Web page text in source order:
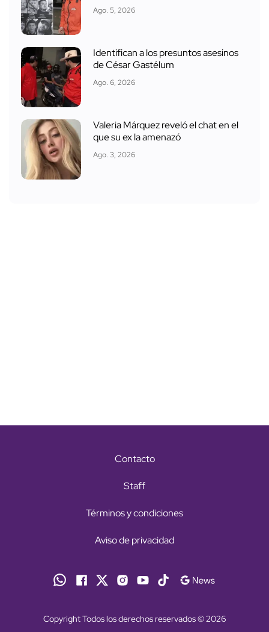
Ago. 5, 2026
Identifican a los presuntos asesinos
de César Gastélum
Ago. 6, 2026
Valeria Márquez reveló el chat en el
que su ex la amenazó
Ago. 3, 2026
Contacto
Staff
Términos y condiciones
Aviso de privacidad
Copyright Todos los derechos reservados © 2026